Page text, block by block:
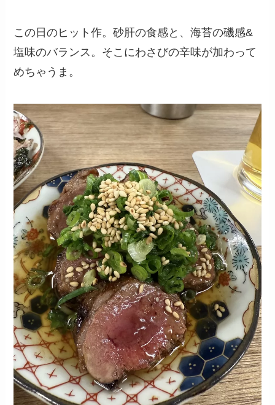
この日のヒット作。砂肝の食感と、海苔の磯感&
塩味のバランス。そこにわさびの辛味が加わって
めちゃうま。